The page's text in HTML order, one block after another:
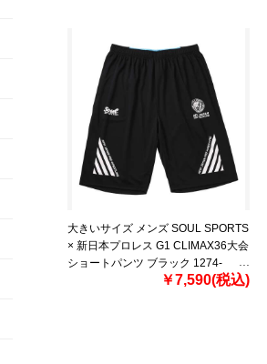
大きいサイズ メンズ SOUL SPORTS
× 新日本プロレス G1 CLIMAX36大会
ショートパンツ ブラック 1274-
6242-1 3L 4L 5L 6L 8L￥7,590(税込)